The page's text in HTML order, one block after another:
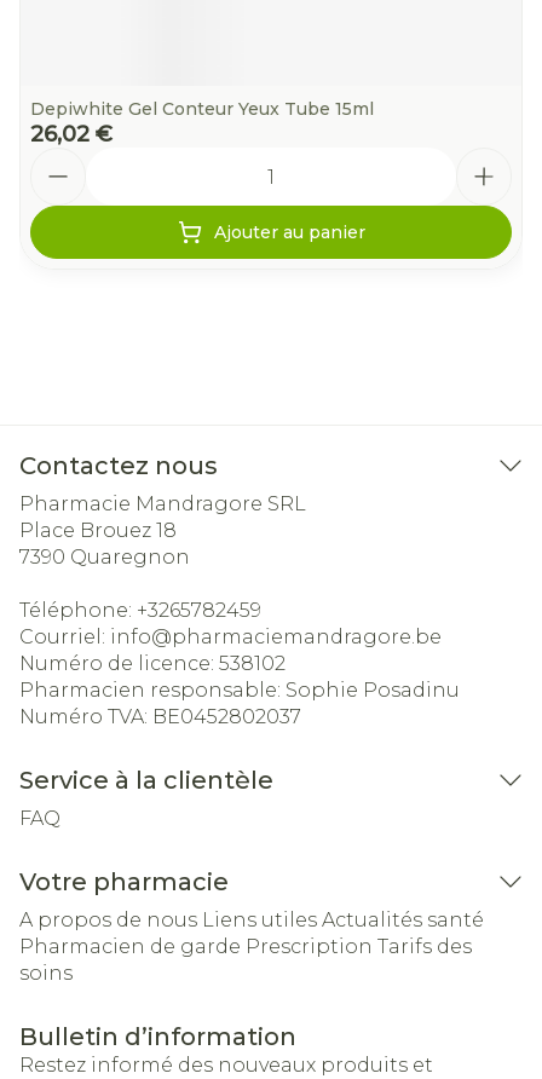
Depiwhite Gel Conteur Yeux Tube 15ml
26,02 €
Ajouter au panier
Contactez nous
Pharmacie Mandragore SRL
Place Brouez 18
7390 Quaregnon
Téléphone: +3265782459
Courriel: info@pharmaciemandragore.be
Numéro de licence: 538102
Pharmacien responsable: Sophie Posadinu
Numéro TVA: BE0452802037
Service à la clientèle
FAQ
Votre pharmacie
A propos de nous Liens utiles Actualités santé
Pharmacien de garde Prescription Tarifs des
soins
Bulletin d’information
Restez informé des nouveaux produits et